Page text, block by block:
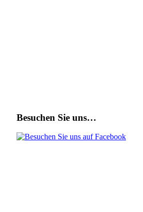
Besuchen Sie uns…